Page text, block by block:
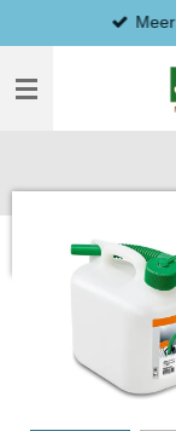
direct
naar
hoofdinhoud